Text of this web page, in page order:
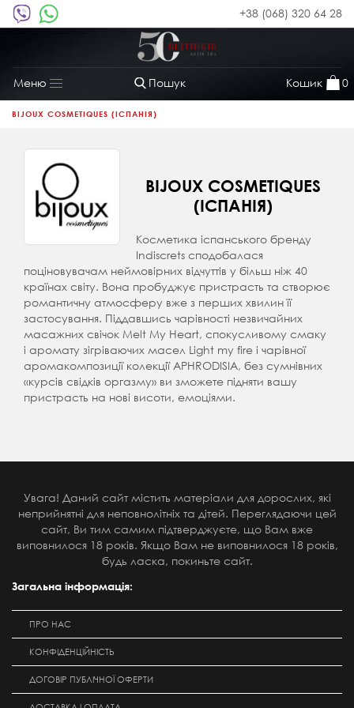
+38 (068) 320 64 28
Пошук Кошик 0
Меню
Toggle
navigation
BIJOUX COSMETIQUES (ІСПАНІЯ)
BIJOUX COSMETIQUES
(ІСПАНІЯ)
Косметика іспанського бренду
Indiscrets сподобалася
поціновувачам неймовірних відчуттів у більш ніж 40
країнах світу. Вона пробуджує пристрасть та створює
романтичну атмосферу вже з перших хвилин її
застосування. Піддавшись чарівності незвичайних
масажних свічок Melt My Heart, спокусливому смаку
і аромату зігріваючих масел Light my fire і чарівної
аромакомпозиції колекції APHRODISIA, без сумнівних
«курсів свідків оргазму» ви зможете підняти вашу
пристрасть на нові висоти, емоціями.
Увага! Даний сайт містить матеріали для дорослих, які
неприйнятні для неповнолітніх та дітей. Переглядаючи цей
сайт, Ви тим самим підтверджуєте, що Вам вже
виповнилося 18 років. Якщо Вам не виповнилося 18 років,
будь ласка, покиньте сайт.
Загальна інформація:
ПРО НАС
КОНФІДЕНЦІЙНІСТЬ
ДОГОВІР ПУБЛІЧНОЇ ОФЕРТИ